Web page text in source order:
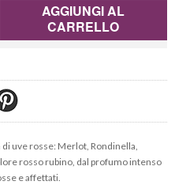
AGGIUNGI AL
CARRELLO
uve rosse: Merlot, Rondinella,
rosso rubino, dal profumo intenso
e affettati.